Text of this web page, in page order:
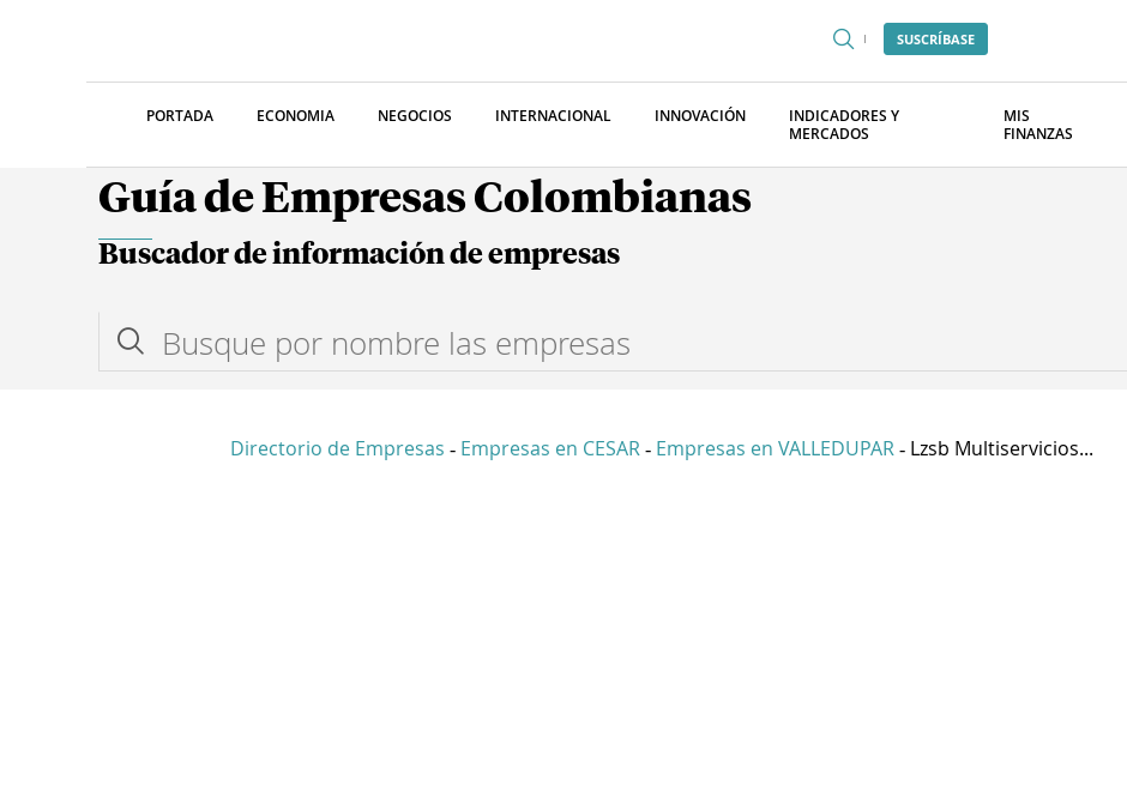
SUSCRÍBASE
PORTADA ECONOMIA NEGOCIOS INTERNACIONAL INNOVACIÓN
INDICADORES Y
MERCADOS
MIS
FINANZAS
Guía de Empresas Colombianas
Buscador de información de empresas
Directorio de Empresas - Empresas en CESAR - Empresas en VALLEDUPAR - Lzsb Multiservicios...